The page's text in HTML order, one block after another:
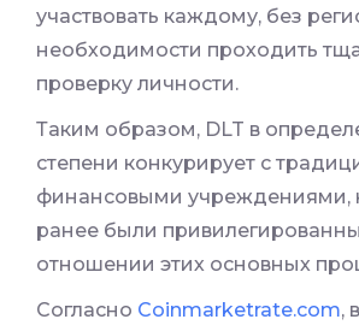
участвовать каждому, без
необходимости проходить
проверку личности.
Таким образом, DLT в
степени конкурирует с
финансовыми учреждениями,
ранее были
отношении этих основных
Согласно Coinmarketrate.com,